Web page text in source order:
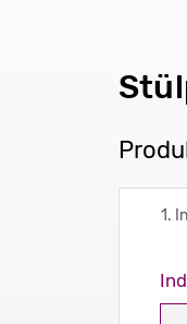
1.